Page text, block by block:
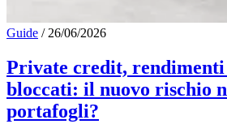
Guide / 26/06/2026
Private credit,
bloccati: il nuovo rischio
portafogli?